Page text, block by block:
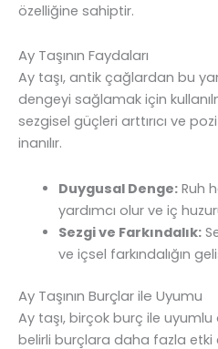
özelliğine sahiptir.
Ay Taşının Faydaları
Ay taşı, antik çağlardan bu
dengeyi sağlamak için
sezgisel güçleri arttırıcı ve
inanılır.
Duygusal Denge:Ruh
yardımcı olur ve iç
Sezgi ve Farkındalık:
ve içsel farkındalığın
Ay Taşının Burçlar ile Uyumu
Ay taşı, birçok burç ile
belirli burçlara daha fazla etki